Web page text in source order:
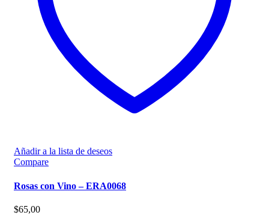
Añadir a la lista de deseos
Compare
Rosas con Vino – ERA0068
$65,00